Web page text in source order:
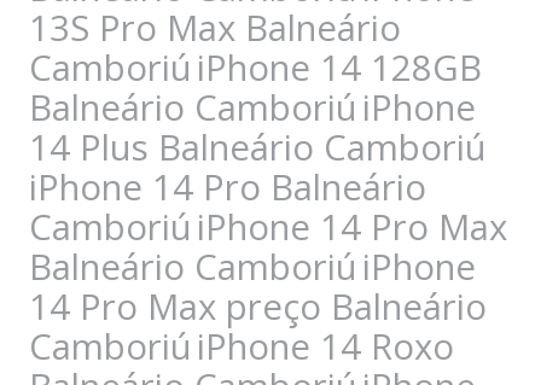
13S Pro Max Balneário
Camboriú iPhone 14 128GB
Balneário Camboriú iPhone
14 Plus Balneário Camboriú
iPhone 14 Pro Balneário
Camboriú iPhone 14 Pro Max
Balneário Camboriú iPhone
14 Pro Max preço Balneário
Camboriú iPhone 14 Roxo